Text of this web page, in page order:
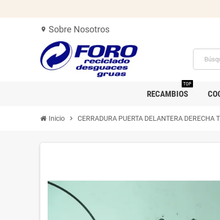
location_on Sobre Nosotros
RECAMBIOS
TOP
Inicio chevron_right CERRADURA PUERTA DELANTERA DERECHA